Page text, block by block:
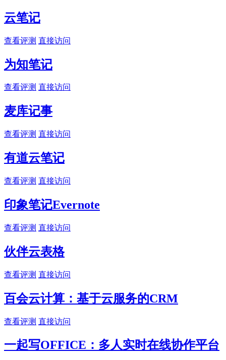
云笔记
查看评测 直接访问
为知笔记
查看评测 直接访问
麦库记事
查看评测 直接访问
有道云笔记
查看评测 直接访问
印象笔记Evernote
查看评测 直接访问
伙伴云表格
查看评测 直接访问
百会云计算：基于云服务的CRM
查看评测 直接访问
一起写OFFICE：多人实时在线协作平台